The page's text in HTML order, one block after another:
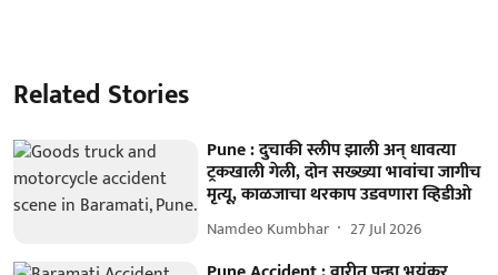
Related Stories
Pune : दुचाकी स्लीप झाली अन् धावत्या
ट्रकखाली गेली, दोन सख्ख्या भावांचा जागीच
मृत्यू, काळजाचा थरकाप उडवणारा व्हिडीओ
Namdeo Kumbhar 27 Jul 2026